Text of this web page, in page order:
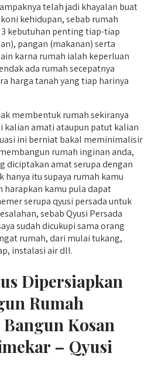
telah jadi khayalan buat
kehidupan, sebab rumah
kebutuhan penting tiap-tiap
pangan (makanan) serta
karna rumah ialah keperluan
ada rumah secepatnya
harga tanah yang tiap harinya
membentuk rumah sekiranya
amati ataupun patut kalian
ini berniat bakal meminimalisir
rumah inginan anda,
diciptakan amat serupa dengan
hanya itu supaya rumah kamu
harapkan kamu pula dapat
serupa qyusi persada untuk
sebab Qyusi Persada
sudah dicukupi sama orang
rumah, dari mulai tukang,
instalasi air dll.
Dipersiapkan
Rumah
Kosan
– Qyusi